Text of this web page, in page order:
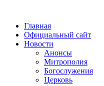
Главная
Официальный сайт
Новости
Анонсы
Митрополия
Богослужения
Церковь